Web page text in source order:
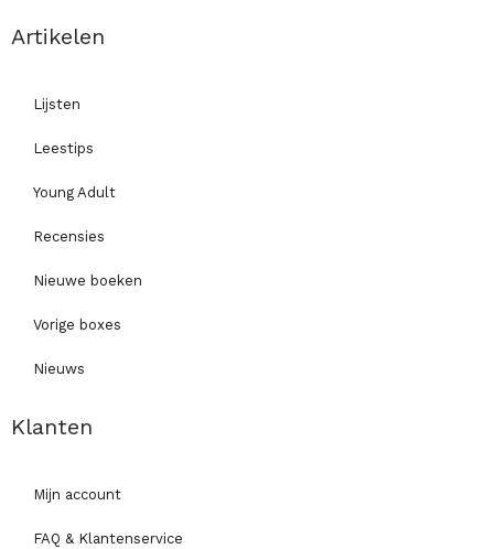
Artikelen
Lijsten
Leestips
Young Adult
Recensies
Nieuwe boeken
Vorige boxes
Nieuws
Klanten
Mijn account
FAQ & Klantenservice